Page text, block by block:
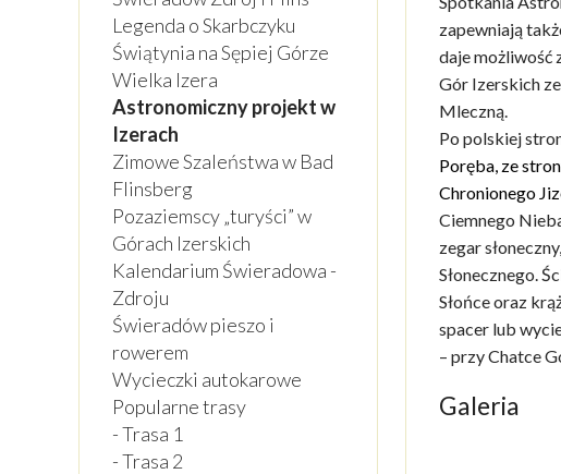
zapewniają
daje możliwość
Gór Izerskich
Mleczną.
Po polskiej
Poręba, ze
Chronionego
Ciemnego
zegar
Słonecznego.
Słońce oraz
spacer lub
– przy Chatce
Galeria
Legenda o Skarbczyku
Świątynia na Sępiej Górze
Wielka Izera
Astronomiczny projekt w
Izerach
Zimowe Szaleństwa w Bad
Flinsberg
Pozaziemscy „turyści” w
Górach Izerskich
Kalendarium Świeradowa -
Zdroju
Świeradów pieszo i
rowerem
Wycieczki autokarowe
Popularne trasy
- Trasa 1
- Trasa 2